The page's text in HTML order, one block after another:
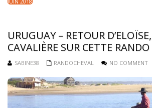
JUIN 2018
URUGUAY – RETOUR
CAVALIÈRE SUR CETTE RANDO
SABINE38 RANDOCHEVAL NO COMMENT